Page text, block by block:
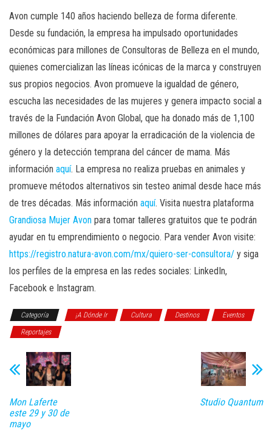
Avon cumple 140 años haciendo belleza de forma diferente.
Desde su fundación, la empresa ha impulsado oportunidades
económicas para millones de Consultoras de Belleza en el mundo,
quienes comercializan las líneas icónicas de la marca y construyen
sus propios negocios. Avon promueve la igualdad de género,
escucha las necesidades de las mujeres y genera impacto social a
través de la Fundación Avon Global, que ha donado más de 1,100
millones de dólares para apoyar la erradicación de la violencia de
género y la detección temprana del cáncer de mama. Más
información aquí. La empresa no realiza pruebas en animales y
promueve métodos alternativos sin testeo animal desde hace más
de tres décadas. Más información aquí. Visita nuestra plataforma
Grandiosa Mujer Avon para tomar talleres gratuitos que te podrán
ayudar en tu emprendimiento o negocio. Para vender Avon visite:
https://registro.natura-avon.com/mx/quiero-ser-consultora/ y siga
los perfiles de la empresa en las redes sociales: LinkedIn,
Facebook e Instagram.
Categoría ¡A Dónde Ir Cultura Destinos
Eventos
Reportajes
Mon Laferte
este 29 y 30 de
mayo
Studio Quantum